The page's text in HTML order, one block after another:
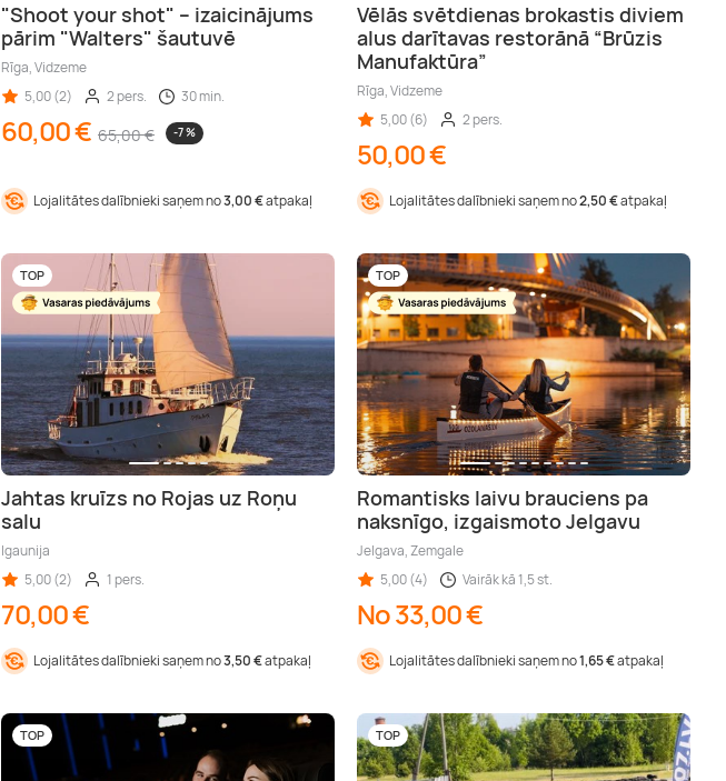
"Shoot your shot" – izaicinājums
pārim "Walters" šautuvē
Rīga, Vidzeme
5,00 (2)
2 pers. 30 min.
60,00 € 65,00 € -7 %
Lojalitātes dalībnieki saņem no3,00 €atpakaļ
Vēlās svētdienas brokastis diviem
alus darītavas restorānā “Brūzis
Manufaktūra”
Rīga, Vidzeme
5,00 (6)
2 pers.
50,00 €
Lojalitātes dalībnieki saņem no2,50 €atpakaļ
TOP
Jahtas kruīzs no Rojas uz Roņu
salu
Igaunija
5,00 (2)
1 pers.
70,00 €
Lojalitātes dalībnieki saņem no3,50 €atpakaļ
TOP
Romantisks laivu brauciens pa
naksnīgo, izgaismoto Jelgavu
Jelgava, Zemgale
5,00 (4)
Vairāk kā 1,5 st.
No 33,00 €
Lojalitātes dalībnieki saņem no1,65 €atpakaļ
TOP TOP